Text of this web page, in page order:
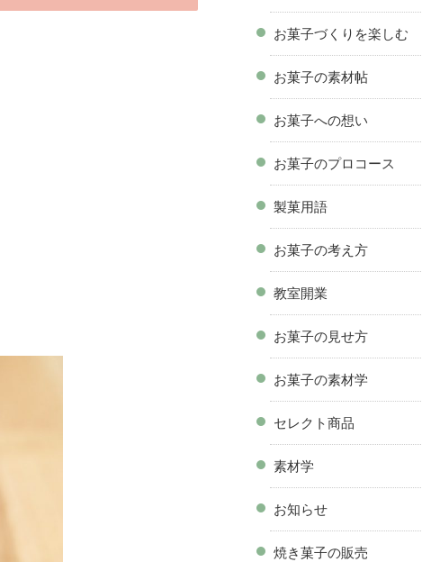
お菓子づくりを楽しむ
お菓子の素材帖
お菓子への想い
お菓子のプロコース
製菓用語
お菓子の考え方
教室開業
お菓子の見せ方
お菓子の素材学
セレクト商品
素材学
お知らせ
焼き菓子の販売